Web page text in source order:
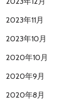
2023年11月
2023年10月
2020年10月
2020年9月
2020年8月